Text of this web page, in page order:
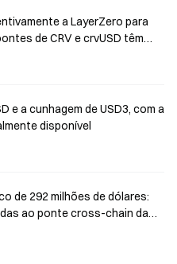
a LayerZero para
de CRV e crvUSD têm
e a cunhagem de USD3, com a
disponível
de 292 milhões de dólares:
ao ponte cross-chain da